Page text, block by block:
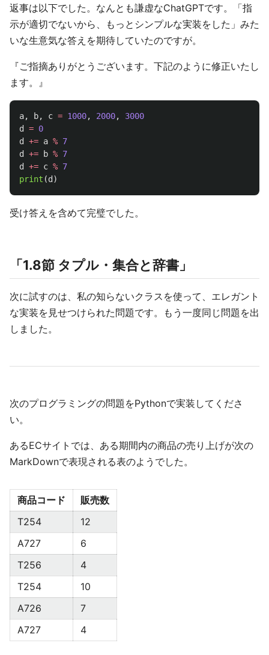
返事は以下でした。なんとも謙虚なChatGPTです。「指
示が適切でないから、もっとシンプルな実装をした」みた
いな生意気な答えを期待していたのですが。
『ご指摘ありがとうございます。下記のように修正いたし
ます。』
a, b, c = 1000, 2000,
3000
d
= 0
d
+= a % 7
d
+= b % 7
d
+= c % 7
print (d )
受け答えを含めて完璧でした。
「1.8節 タプル・集合と辞書」
次に試すのは、私の知らないクラスを使って、エレガント
な実装を見せつけられた問題です。もう一度同じ問題を出
しました。
次のプログラミングの問題をPythonで実装してくださ
い。
あるECサイトでは、ある期間内の商品の売り上げが次の
MarkDownで表現される表のようでした。
商品コード
販売数
T254
12
A727
6
T256
4
T254
10
A726
7
A727
4